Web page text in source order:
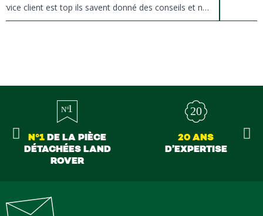
client est top ils savent donné des conseils et ne
pas à la vente ils sont vraiment au top du top
N°1DE LA PIÈCE
DÉTACHÉES LAND
ROVER
20 ANS
D’EXPERTISE